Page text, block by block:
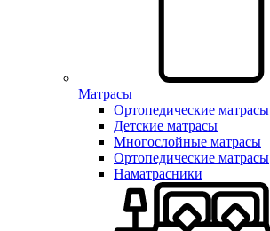
Матрасы
Ортопедические матрасы
Детские матрасы
Многослойные матрасы
Ортопедические матрасы
Наматрасники